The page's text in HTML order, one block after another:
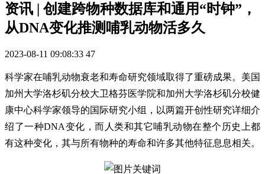
资讯 | 创建跨物种数据库和通用“时钟”，
从DNA变化推测哺乳动物活多久
2023-08-11 09:08:33 47
科学家在哺乳动物衰老和寿命研究领域取得了重磅成果。美国
加州大学洛杉矶分校大卫格芬医学院和加州大学洛杉矶分校健
康中心科学家领导的国际研究小组，以两篇开创性研究详细介
绍了一种DNA变化，而人类和其它哺乳动物在整个历史上都
有这种变化，其与所有物种的寿命和许多其他特征息息相关。